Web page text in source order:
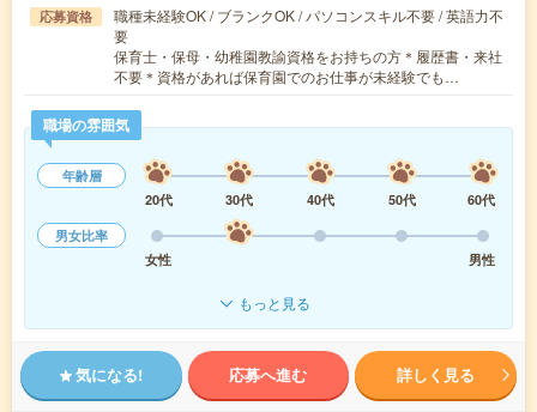
応募資格
職種未経験OK / ブランクOK / パソコンスキル不要 / 英語力不
要
保育士・保母・幼稚園教諭資格をお持ちの方＊履歴書・来社
不要＊資格があれば保育園でのお仕事が未経験でも…
職場の雰囲気
年齢層
20代
30代 40代 50代
60代
男女比率
女性
男性
もっと見る
気になる! 応募へ進む 詳しく見る